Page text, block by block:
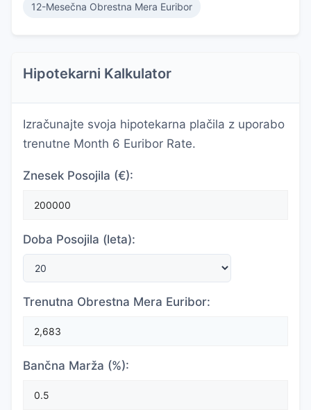
12-Mesečna Obrestna Mera Euribor
Hipotekarni Kalkulator
Izračunajte svoja hipotekarna plačila z uporabo
trenutne Month 6 Euribor Rate.
Znesek Posojila (€):
Doba Posojila (leta):
Trenutna Obrestna Mera Euribor:
Bančna Marža (%):